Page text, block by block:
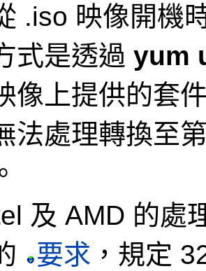
.iso 映像開機
式是透過 yum
像上提供的套
法處理轉換至
及 AMD 的處
要求 ，規定